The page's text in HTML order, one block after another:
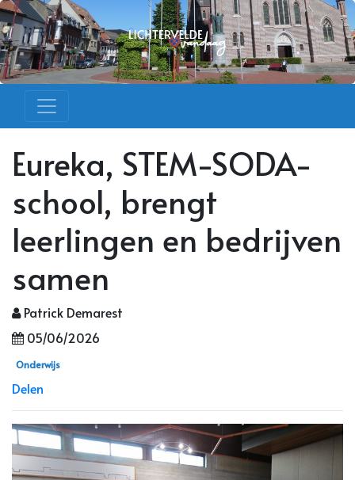
Eureka, STEM-SODA-
school, brengt
leerlingen en bedrijven
samen
Patrick Demarest
05/06/2026
Onderwijs
Delen